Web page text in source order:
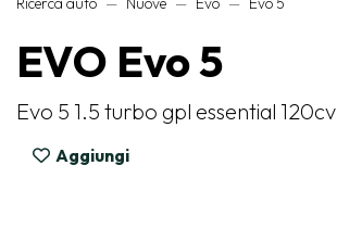
EVO Evo 5
Evo 5 1.5 turbo gpl essential 120cv
Aggiungi